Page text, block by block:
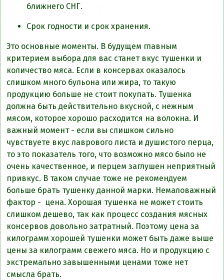
ближнего СНГ.
Срок годности и срок хранения.
Это основные моменты. В будущем главным
критерием выбора для вас станет вкус тушенки и
количество мяса. Если в консервах оказалось
слишком много бульона или жира, то такую
продукцию больше не стоит покупать. Тушенка
должна быть действительно вкусной, с нежным
мясом, которое хорошо расходится на волокна. И
важный момент - если вы слишком сильно
чувствуете вкус лаврового листа и душистого перца,
то это показатель того, что возможно мясо было не
очень качественное, и перцем заглушен неприятный
привкус. В таком случае тоже не рекомендуем
больше брать тушенку данной марки. Немаловажный
фактор - цена. Хорошая тушенка не может стоить
слишком дешево, так как процесс создания мясных
консервов довольно затратный. Поэтому цена за
килограмм хорошей тушенки может быть даже выше
цены за килограмм свежего мяса. Но и продукцию с
экстремально завышенными ценами тоже нет
смысла брать.